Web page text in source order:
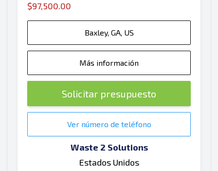
$97,500.00
Baxley, GA, US
Más información
Solicitar presupuesto
Ver número de teléfono
Waste 2 Solutions
Estados Unidos